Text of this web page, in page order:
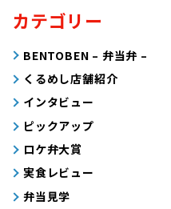
カテゴリー
BENTOBEN – 弁当弁 –
くるめし店舗紹介
インタビュー
ピックアップ
ロケ弁大賞
実食レビュー
弁当見学